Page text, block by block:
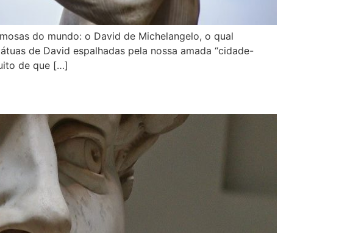
do mundo: o David de Michelangelo, o qual
de David espalhadas pela nossa amada “cidade-
de que […]